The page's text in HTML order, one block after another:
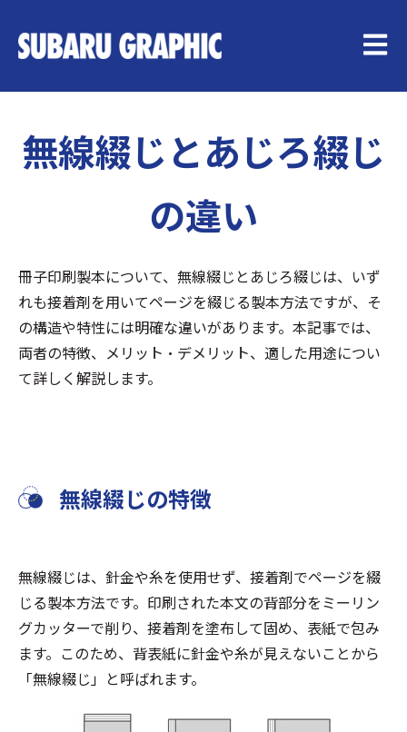
メイ
無線綴じとあじろ綴じ
の違い
冊子印刷製本について、無線綴じとあじろ綴じは、いず
れも接着剤を用いてページを綴じる製本方法ですが、そ
の構造や特性には明確な違いがあります。本記事では、
両者の特徴、メリット・デメリット、適した用途につい
て詳しく解説します。
無線綴じの特徴
無線綴じは、針金や糸を使用せず、接着剤でページを綴
じる製本方法です。印刷された本文の背部分をミーリン
グカッターで削り、接着剤を塗布して固め、表紙で包み
ます。このため、背表紙に針金や糸が見えないことから
「無線綴じ」と呼ばれます。